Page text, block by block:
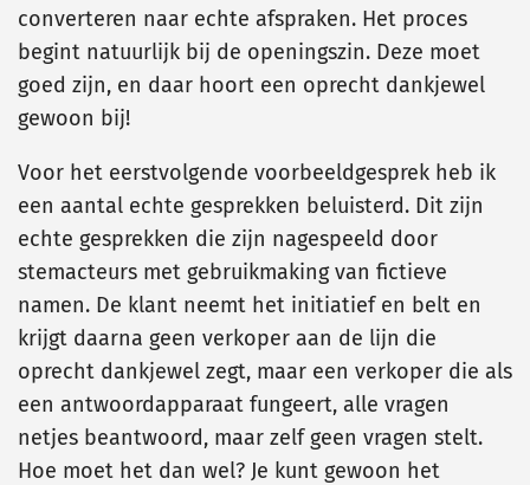
converteren naar echte afspraken. Het proces
begint natuurlijk bij de openingszin. Deze moet
goed zijn, en daar hoort een oprecht dankjewel
gewoon bij!
Voor het eerstvolgende voorbeeldgesprek heb ik
een aantal echte gesprekken beluisterd. Dit zijn
echte gesprekken die zijn nagespeeld door
stemacteurs met gebruikmaking van fictieve
namen. De klant neemt het initiatief en belt en
krijgt daarna geen verkoper aan de lijn die
oprecht dankjewel zegt, maar een verkoper die als
een antwoordapparaat fungeert, alle vragen
netjes beantwoord, maar zelf geen vragen stelt.
Hoe moet het dan wel? Je kunt gewoon het